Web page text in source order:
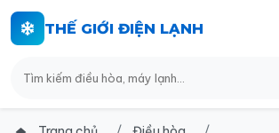
THẾ GIỚI ĐIỆN LẠNH